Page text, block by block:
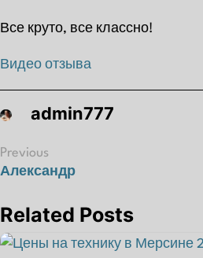
Все круто, все классно!
Видео отзыва
admin777
Навигация
по
записям
Previous
Александр
Related Posts